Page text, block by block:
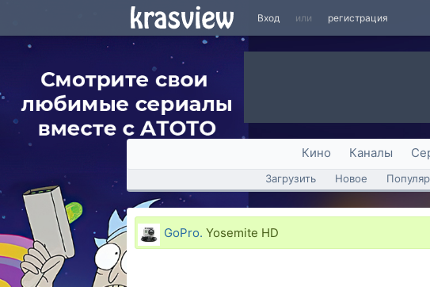
Вход или регистрация
Кино Каналы
Загрузить Новое
GoPro. Yosemite HD